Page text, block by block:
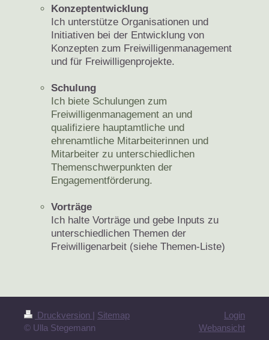
Konzeptentwicklung
Ich unterstütze Organisationen und
Initiativen bei der Entwicklung von
Konzepten zum Freiwilligenmanagement
und für Freiwilligenprojekte.
Schulung
Ich biete Schulungen zum
Freiwilligenmanagement an und
qualifiziere hauptamtliche und
ehrenamtliche Mitarbeiterinnen und
Mitarbeiter zu unterschiedlichen
Themenschwerpunkten der
Engagementförderung.
Vorträge
Ich halte Vorträge und gebe Inputs zu
unterschiedlichen Themen der
Freiwilligenarbeit (siehe Themen-Liste)
Druckversion | Sitemap
© Ulla Stegemann
Login
Webansicht